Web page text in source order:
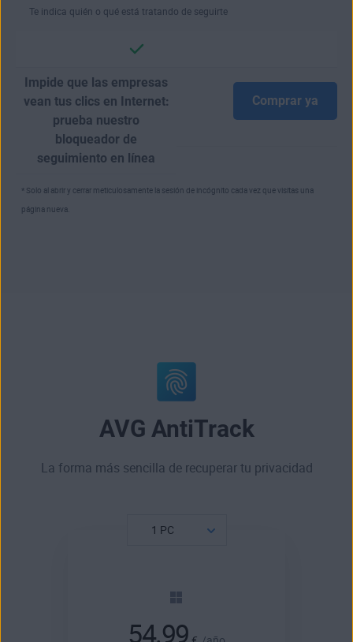
Te indica quién o qué está tratando de seguirte
Impide que las empresas
vean tus clics en Internet:
prueba nuestro
bloqueador de
seguimiento en línea
Comprar ya
* Solo al abrir y cerrar meticulosamente la sesión de incógnito cada vez que visitas una
página nueva.
AVG AntiTrack
La forma más sencilla de recuperar tu privacidad
54.99